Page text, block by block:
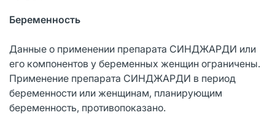
Беременность
Данные о применении препарата СИНДЖАРДИ или
его компонентов у беременных женщин ограничены.
Применение препарата СИНДЖАРДИ в период
беременности или женщинам, планирующим
беременность, противопоказано.